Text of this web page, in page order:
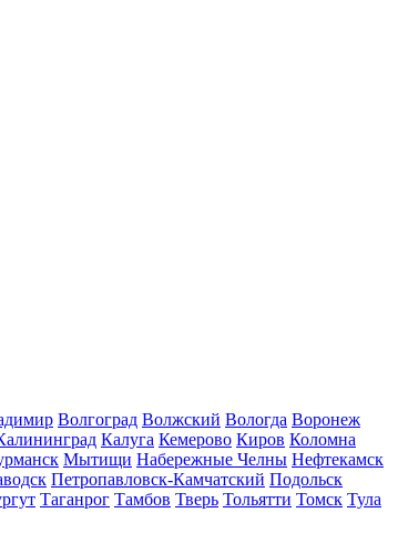
Волгоград Волжский Вологда Воронеж
Калуга Кемерово Киров Коломна
Мытищи Набережные Челны Нефтекамск
Петропавловск-Камчатский Подольск
Таганрог Тамбов Тверь Тольятти Томск Тула